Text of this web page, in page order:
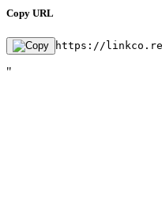
Copy URL
https://linkco.re/
"